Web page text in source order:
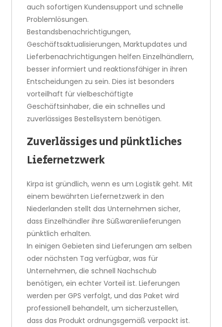
auch sofortigen Kundensupport und schnelle
Problemlösungen.
Bestandsbenachrichtigungen,
Geschäftsaktualisierungen, Marktupdates und
Lieferbenachrichtigungen helfen Einzelhändlern,
besser informiert und reaktionsfähiger in ihren
Entscheidungen zu sein. Dies ist besonders
vorteilhaft für vielbeschäftigte
Geschäftsinhaber, die ein schnelles und
zuverlässiges Bestellsystem benötigen.
Zuverlässiges und pünktliches
Liefernetzwerk
Kirpa ist gründlich, wenn es um Logistik geht. Mit
einem bewährten Liefernetzwerk in den
Niederlanden stellt das Unternehmen sicher,
dass Einzelhändler ihre Süßwarenlieferungen
pünktlich erhalten.
In einigen Gebieten sind Lieferungen am selben
oder nächsten Tag verfügbar, was für
Unternehmen, die schnell Nachschub
benötigen, ein echter Vorteil ist. Lieferungen
werden per GPS verfolgt, und das Paket wird
professionell behandelt, um sicherzustellen,
dass das Produkt ordnungsgemäß verpackt ist.